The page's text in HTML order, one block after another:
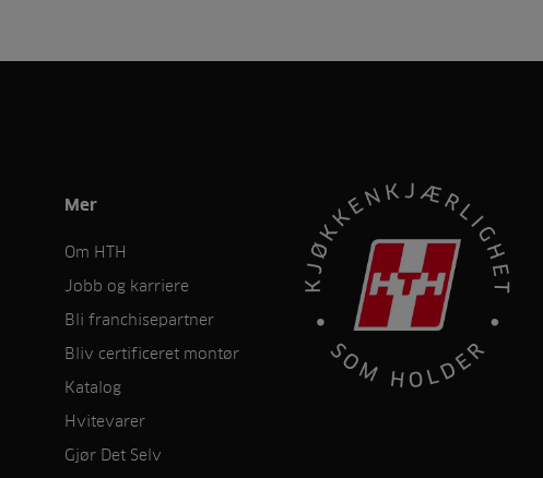
Mer
Om HTH
Jobb og karriere
Bli franchisepartner
Bliv certificeret montør
Katalog
Hvitevarer
Gjør Det Selv